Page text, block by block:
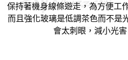
保持著機身線條遊走，為方便工
而且強化玻璃是低調茶色而不是
會太刺眼，減小光害